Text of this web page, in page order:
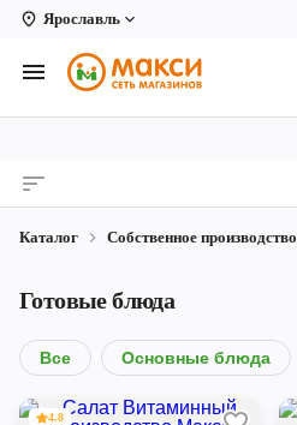
Ярославль
Вологда
Архангельск
Киров
Коряжма
Котлас
Новодвинск
Каталог Собственное производство
Готовые блюда
Все Основные блюда
4.8